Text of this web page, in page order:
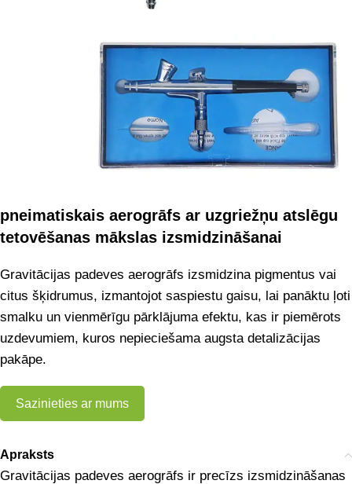
pneimatiskais aerogrāfs ar uzgriežņu atslēgu
tetovēšanas mākslas izsmidzināšanai
Gravitācijas padeves aerogrāfs izsmidzina pigmentus vai
citus šķidrumus, izmantojot saspiestu gaisu, lai panāktu ļoti
smalku un vienmērīgu pārklājuma efektu, kas ir piemērots
uzdevumiem, kuros nepieciešama augsta detalizācijas
pakāpe.
Sazinieties ar mums
Apraksts
Gravitācijas padeves aerogrāfs ir precīzs izsmidzināšanas